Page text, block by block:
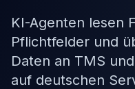
KI-Agenten lesen
Pflichtfelder und
Daten an TMS
auf deutschen